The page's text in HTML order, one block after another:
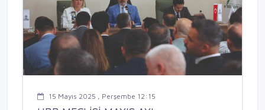
15 Mayıs 2025 , Perşembe 12:15